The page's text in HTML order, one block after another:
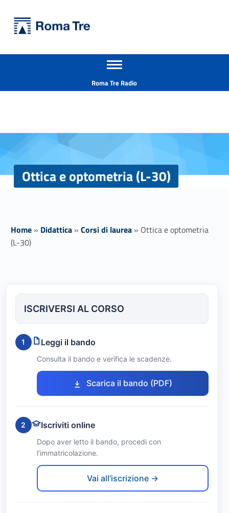
Ottica e optometria (L-30) - Università Roma Tre
Apri il menu secondario
Roma Tre Radio
Ottica e optometria (L-30)
Home » Didattica » Corsi di laurea » Ottica e optometria
(L-30)
O
ISCRIVERSI AL CORSO
1 Leggi il bando
Consulta il bando e verifica le scadenze.
Scarica il bando (PDF)
2 Iscriviti online
Dopo aver letto il bando, procedi con
l’immatricolazione.
Vai all’iscrizione →